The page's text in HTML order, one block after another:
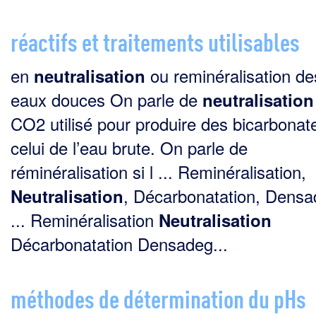
réactifs et traitements utilisables
en neutralisation ou reminéralisation
eaux douces On parle de neutralisation
CO2 utilisé pour produire des
celui de l’eau brute. On parle de
réminéralisation si l ... Reminéralisation,
Neutralisation, Décarbonatation,
... Reminéralisation Neutralisation
Décarbonatation Densadeg...
méthodes de détermination du pHs